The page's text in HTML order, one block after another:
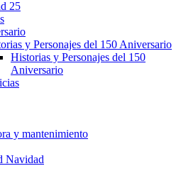
25
y Personajes del 150 Aniversario
Historias y Personajes del 150
Aniversario
y mantenimiento
Navidad